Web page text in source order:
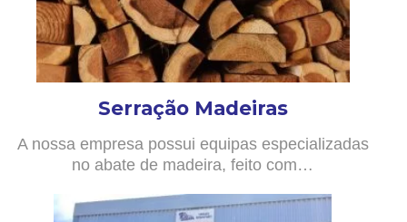
Serração Madeiras
A nossa empresa possui equipas especializadas
no abate de madeira, feito com…